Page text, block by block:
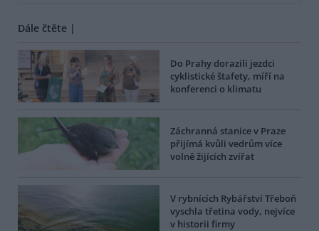
Dále čtěte |
Do Prahy dorazili jezdci
cyklistické štafety, míří na
konferenci o klimatu
Záchranná stanice v Praze
přijímá kvůli vedrům více
volně žijících zvířat
V rybnících Rybářství Třeboň
vyschla třetina vody, nejvíce
v historii firmy